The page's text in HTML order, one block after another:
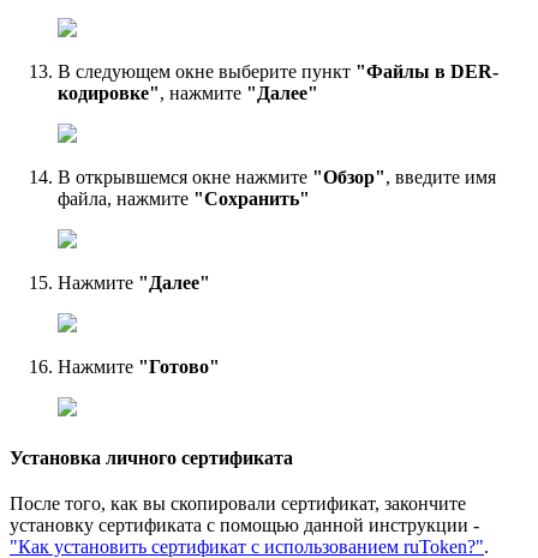
В следующем окне выберите пункт "Файлы в DER-
кодировке", нажмите "Далее"
В открывшемся окне нажмите "Обзор", введите имя
файла, нажмите "Сохранить"
Нажмите "Далее"
Нажмите "Готово"
Установка личного сертификата
После того, как вы скопировали сертификат, закончите
установку сертификата с помощью данной инструкции -
"Как установить сертификат с использованием ruToken?".